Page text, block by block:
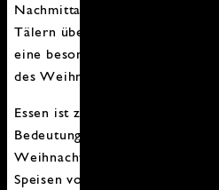
Nachmittag nicht mehr blicken
Tälern überhaupt nicht, spielt
eine besonders wichtige Rolle
des Weihnachtsfestes.
Essen ist zu Weihnachten in
Bedeutung. Im Dezember wird
Weihnachtsgebäck
Speisen vorbereitet. Das